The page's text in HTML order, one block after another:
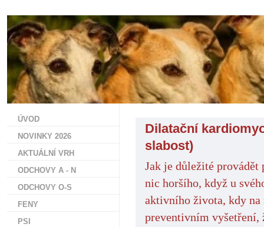
Dilatační
slabost)
Jak je důležité provádět
nic horšího, když u
aktivního života, kdy na
preventivním vyšetření,
ÚVOD
NOVINKY 2026
AKTUÁLNÍ VRH
ODCHOVY A - N
ODCHOVY O-S
FENY
PSI